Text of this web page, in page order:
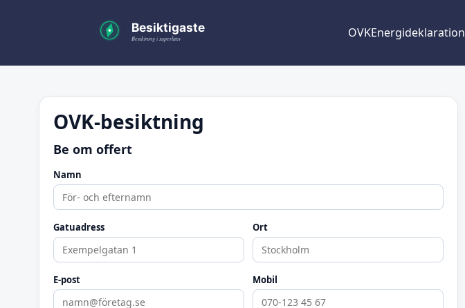
OVKEnergideklaration
OVK-besiktning
Be om offert
Namn
Gatuadress Ort
E-post Mobil